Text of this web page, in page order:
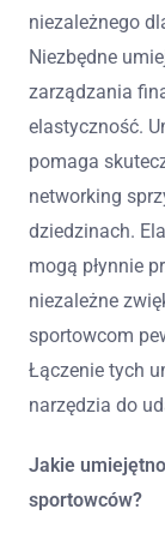
niezależnego
Niezbędne
zarządzania
elastyczność.
pomaga
networking
dziedzinach.
mogą płynnie
niezależne
sportowcom
Łączenie tych
narzędzia do
Jakie
sportowców?